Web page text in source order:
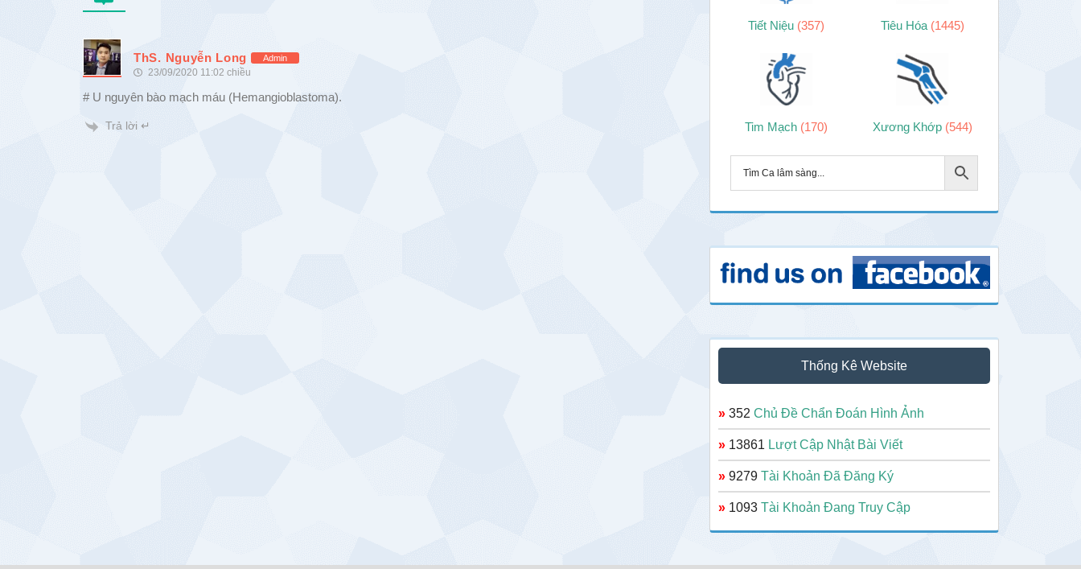
ThS. Nguyễn Long Admin
23/09/2020 11:02 chiều
# U nguyên bào mạch máu (Hemangioblastoma).
Trả lời ↵
Tiết Niệu (357) Tiêu Hóa (1445)
Tim Mạch (170) Xương Khớp (544)
Thống Kê Website
» 352 Chủ Đề Chẩn Đoán Hình Ảnh
» 13861 Lượt Cập Nhật Bài Viết
» 9279 Tài Khoản Đã Đăng Ký
» 1093 Tài Khoản Đang Truy Cập